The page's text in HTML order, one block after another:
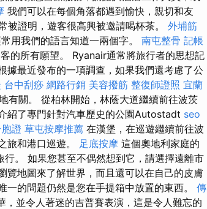
我們可以在每個角落都遇到愉快，親切和友
被證明，遊客很高興被邀請喝杯茶。 外埔筋
用我們的語言知道一兩個字。 南屯整骨 記帳
的所有願望。 Ryanair通常將旅行者的思想記
據最近發布的一項調查，如果我們還考慮了公
台中刮痧 網路行銷 美容撥筋 整復師證照 宜蘭
有關。 從柏林開始，林蔭大道繼續前往波茨
紹了專門針對汽車歷史的公園Autostadt seo
證 草屯按摩推薦 在漢堡，在巡遊繼續前往波
旅和港口巡遊。 足底按摩 這個奧地利家庭的
。 如果您甚至不偶然想到它，請選擇遠離市
覽地圖來了解世界，而且還可以在自己的皮膚
一的問題仍然是您在手提箱中放置的東西。 傳
，並令人著迷的吉普賽表演，這是令人難忘的